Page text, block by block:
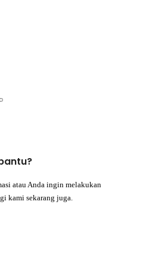
atau Anda ingin melakukan
kami sekarang juga.